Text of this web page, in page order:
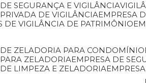
DE SEGURANÇA E VIGILÂNCIA
PRIVADA DE VIGILÂNCIA EMPRESA
DE VIGILÂNCIA DE PATRIMÔNIO
DE ZELADORIA PARA CONDOMÍNIO
PARA ZELADORIA EMPRESA DE
DE LIMPEZA E ZELADORIA